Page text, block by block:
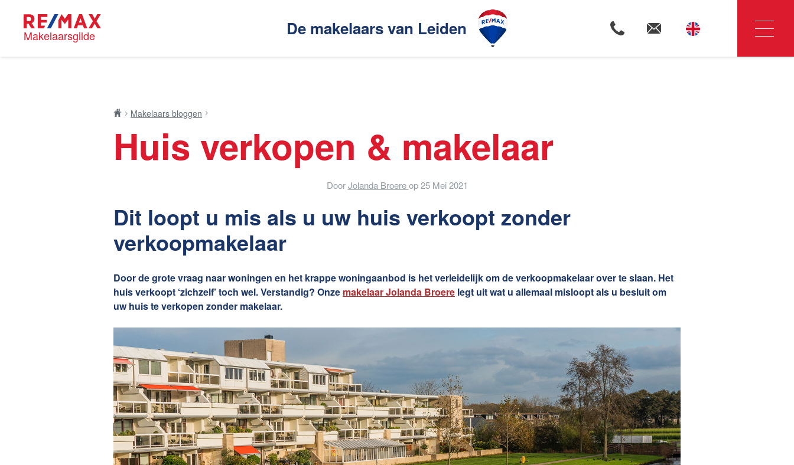
Makelaarsgilde De makelaars van Leiden
Onze makelaars Ons werkgebied
Huis kopen Huis verhuren
Onze diensten Contact Zelfstandig makelaar worden
starters op de Leidse
Vincent de Vos
Makelaars bloggen
Huis verkopen & makelaar
DoorJolanda Broere op25 Mei 2021
Dit loopt u mis als u uw huis verkoopt zonder
verkoopmakelaar
Door de grote vraag naar woningen en het krappe woningaanbod is het verleidelijk om de verkoopmakelaar over te slaan. Het
huis verkoopt ‘zichzelf’ toch wel. Verstandig? Onze makelaar Jolanda Broere legt uit wat u allemaal misloopt als u besluit om
uw huis te verkopen zonder makelaar.